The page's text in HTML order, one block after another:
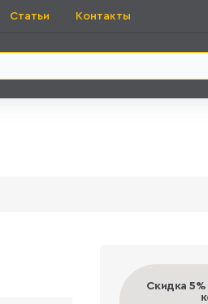
Статьи Контакты
Скидка 5%